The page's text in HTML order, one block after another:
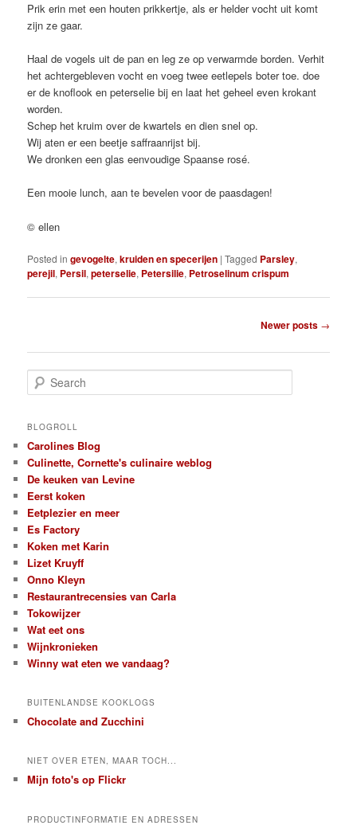
Prik erin met een houten prikkertje, als er helder vocht uit komt
zijn ze gaar.
Haal de vogels uit de pan en leg ze op verwarmde borden. Verhit
het achtergebleven vocht en voeg twee eetlepels boter toe. doe
er de knoflook en peterselie bij en laat het geheel even krokant
worden.
Schep het kruim over de kwartels en dien snel op.
Wij aten er een beetje saffraanrijst bij.
We dronken een glas eenvoudige Spaanse rosé.
Een mooie lunch, aan te bevelen voor de paasdagen!
© ellen
Posted in gevogelte,kruiden en specerijen |Tagged Parsley,
perejil, Persil,peterselie, Petersilie, Petroselinum crispum
Newer posts →
e
r
h
BLOGROLL
Carolines Blog
Culinette, Cornette's culinaire weblog
De keuken van Levine
Eerst koken
Eetplezier en meer
Es Factory
Koken met Karin
Lizet Kruyff
Onno Kleyn
Restaurantrecensies van Carla
Tokowijzer
Wat eet ons
Wijnkronieken
Winny wat eten we vandaag?
BUITENLANDSE KOOKLOGS
Chocolate and Zucchini
NIET OVER ETEN, MAAR TOCH...
Mijn foto's op Flickr
PRODUCTINFORMATIE EN ADRESSEN